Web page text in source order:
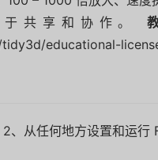
于共享和协作。
educational-
、从任何地方设置和运行